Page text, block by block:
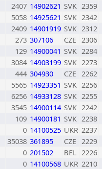
2407 14902621 SVK 2359
5058 14925621 SVK 2342
2409 14901919 SVK 2312
273 307106 CZE 2306
129 14900041 SVK 2284
3084 14903199 SVK 2273
444 304930 CZE 2262
5565 14923351 SVK 2256
6256 14933128 SVK 2255
3545 14900114 SVK 2242
109 14900181 SVK 2238
0 14100525 UKR 2237
35038 361895 CZE 2229
0 201502 BEL 2226
0 14100568 UKR 2210